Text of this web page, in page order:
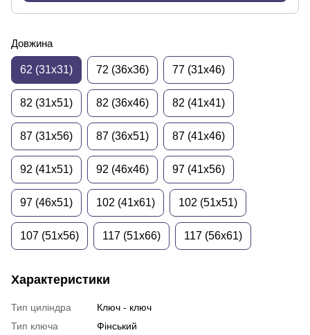
Довжина
62 (31x31) 72 (36x36) 77 (31x46)
82 (31x51) 82 (36x46) 82 (41x41)
87 (31x56) 87 (36x51) 87 (41x46)
92 (41x51) 92 (46x46) 97 (41x56)
97 (46x51) 102 (41x61) 102 (51x51)
107 (51x56) 117 (51x66) 117 (56x61)
Характеристики
Тип циліндра
Ключ - ключ
Тип ключа
Фінський